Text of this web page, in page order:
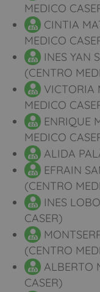
MEDICO
CINTIA
MEDICO
INES YAN
(CENTRO
VICTORIA
MEDICO
ENRIQUE
MEDICO
ALIDA
EFRAIN
(CENTRO
INES
CASER)
(CENTRO
ALBERTO
CASER)